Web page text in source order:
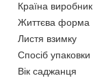
Країна виробник
Життєва форма
Листя взимку
Спосіб упаковки
Вік саджанця